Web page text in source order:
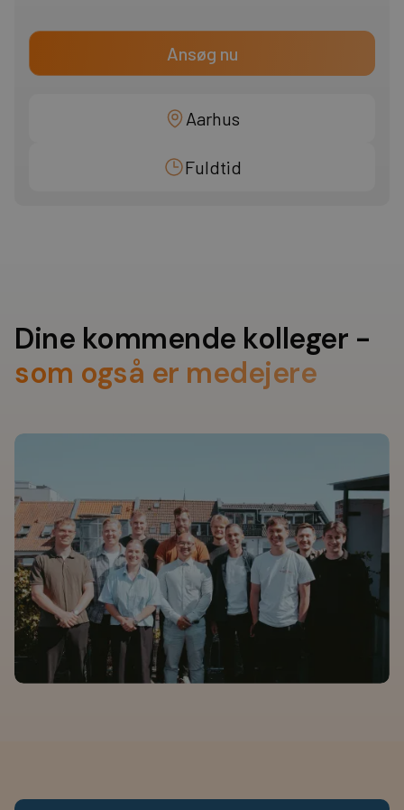
Ansøg nu
Aarhus
Fuldtid
Dine kommende kolleger -
som også er medejere